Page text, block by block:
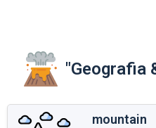
"Geografia
mountain